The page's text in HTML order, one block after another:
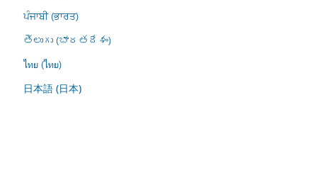
ਪੰਜਾਬੀ (ਭਾਰਤ)
తెలుగు (భారతదేశం)
ไทย (ไทย)
日本語 (日本)